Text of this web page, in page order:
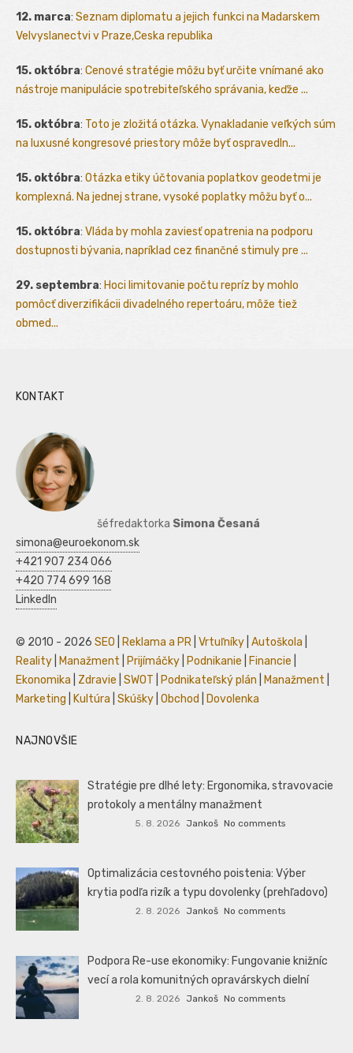
12. marca: Seznam diplomatu a jejich funkci na Madarskem
Velvyslanectvi v Praze,Ceska republika
15. októbra: Cenové stratégie môžu byť určite vnímané ako
nástroje manipulácie spotrebiteľského správania, keďže ...
15. októbra: Toto je zložitá otázka. Vynakladanie veľkých súm
na luxusné kongresové priestory môže byť ospravedln...
15. októbra: Otázka etiky účtovania poplatkov geodetmi je
komplexná. Na jednej strane, vysoké poplatky môžu byť o...
15. októbra: Vláda by mohla zaviesť opatrenia na podporu
dostupnosti bývania, napríklad cez finančné stimuly pre ...
29. septembra: Hoci limitovanie počtu repríz by mohlo
pomôcť diverzifikácii divadelného repertoáru, môže tiež
obmed...
KONTAKT
šéfredaktorka Simona Česaná
simona@euroekonom.sk
+421 907 234 066
+420 774 699 168
LinkedIn
© 2010 - 2026 SEO Reklama a PR Vrtuľníky Autoškola
Reality
Manažment Prijímáčky Podnikanie Financie
Ekonomika
Zdravie SWOT Podnikateľský plán Manažment
Marketing
Kultúra Skúšky Obchod Dovolenka
NAJNOVŠIE
Stratégie pre dlhé lety: Ergonomika, stravovacie
protokoly a mentálny manažment
5. 8. 2026 Jankoš No comments
Optimalizácia cestovného poistenia: Výber
krytia podľa rizík a typu dovolenky (prehľadovo)
2. 8. 2026 Jankoš No comments
Podpora Re-use ekonomiky: Fungovanie knižníc
vecí a rola komunitných opravárskych dielní
2. 8. 2026 Jankoš No comments